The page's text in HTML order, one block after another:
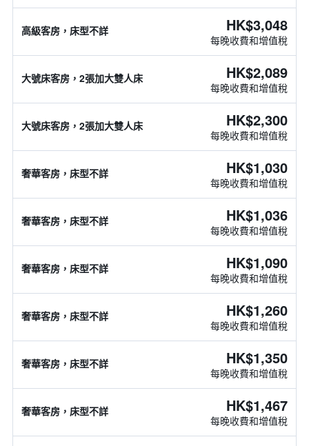
高級客房，床型不詳 HK$3,048
每晚收費和增值稅
大號床客房，2張加大雙人床 HK$2,089
每晚收費和增值稅
大號床客房，2張加大雙人床 HK$2,300
每晚收費和增值稅
奢華客房，床型不詳 HK$1,030
每晚收費和增值稅
奢華客房，床型不詳 HK$1,036
每晚收費和增值稅
奢華客房，床型不詳 HK$1,090
每晚收費和增值稅
奢華客房，床型不詳 HK$1,260
每晚收費和增值稅
奢華客房，床型不詳 HK$1,350
每晚收費和增值稅
奢華客房，床型不詳 HK$1,467
每晚收費和增值稅